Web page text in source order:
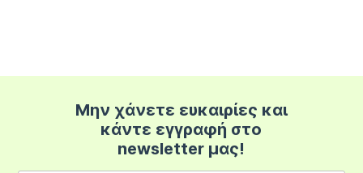
Μην χάνετε ευκαιρίες και
κάντε εγγραφή στο
newsletter μας!